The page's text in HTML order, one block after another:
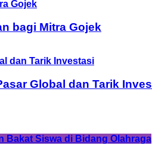
bagi Mitra Gojek
Global dan Tarik